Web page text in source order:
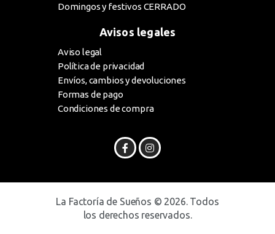
Domingos y festivos CERRADO
Avisos legales
Aviso legal
Política de privacidad
Envíos, cambios y devoluciones
Formas de pago
Condiciones de compra
La Factoría de Sueños © 2026. Todos
los derechos reservados.